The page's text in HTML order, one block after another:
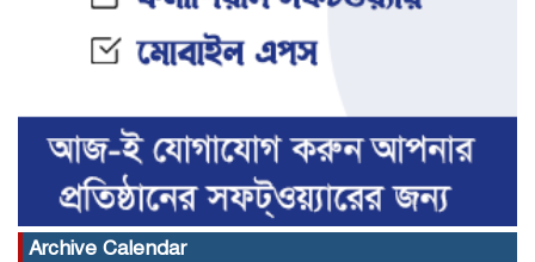
Archive Calendar